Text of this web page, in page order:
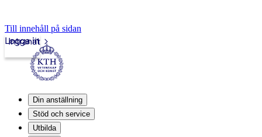
Till innehåll på sidan
Intranät
Logga in
Din anställning
Stöd och service
Utbilda